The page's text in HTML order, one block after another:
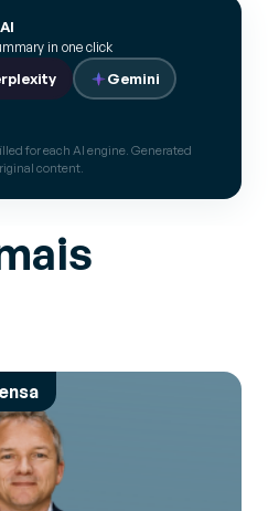
in one click
Gemini
for each AI engine. Generated
content.